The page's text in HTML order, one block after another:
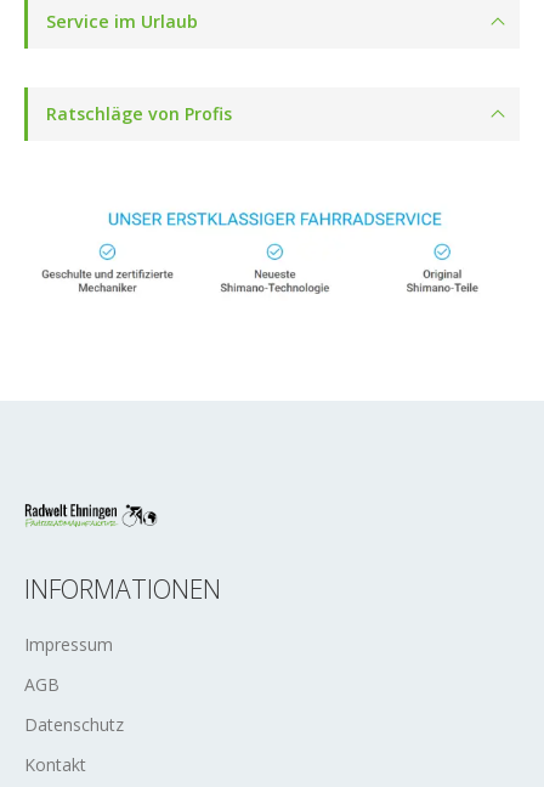
Service im Urlaub
Ratschläge von Profis
INFORMATIONEN
Impressum
AGB
Datenschutz
Kontakt